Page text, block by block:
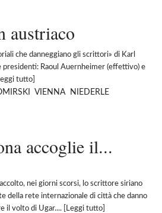
austriaco
che danneggiano gli scrittori» di Karl
Raoul Auernheimer (effettivo) e
tutto
VIENNA
NIEDERLE
accoglie il...
nei giorni scorsi, lo scrittore siriano
della rete internazionale di città che danno
il volto di Ugar.... [
Leggi tutto